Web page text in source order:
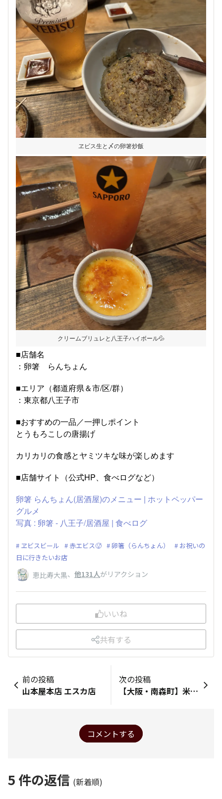
ヱビス生と〆の卵箸炒飯
クリームブリュレと八王子ハイボール💦
■店舗名
：卵箸 らんちょん
■エリア（都道府県＆市/区/群）
：東京都八王子市
■おすすめの一品／一押しポイント
とうもろこしの唐揚げ
カリカリの食感とヤミツキな味が楽しめます
■店舗サイト（公式HP、食べログなど）​
卵箸 らんちょん(居酒屋)のメニュー | ホットペッパー
グルメ
写真 : 卵箸 - 八王子/居酒屋 | 食べログ
ヱビスビール 赤エビス🥵 卵箸（らんちょん）
お祝いの
日に行きたいお店
恵比寿大黒、 他131人がリアクション
いいね
共有する
前の投稿
山本屋本店 エスカ店
次の投稿
【大阪・南森町】米牛 南森町店
コメントする
5 件の返信 (新着順)